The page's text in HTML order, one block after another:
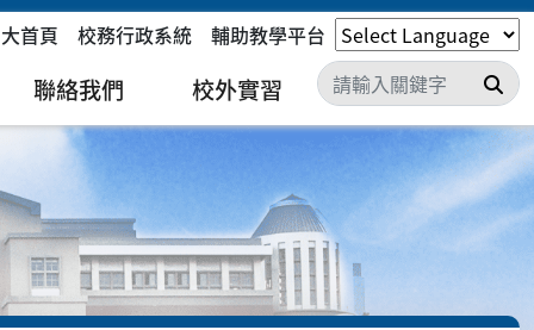
首頁 校務行政系統 輔助教學平台
聯絡我們 校外實習 搜